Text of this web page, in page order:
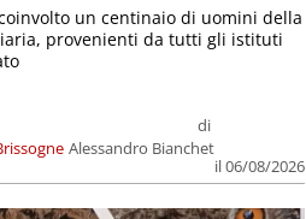
di
Alessandro Bianchet
il 06/08/2026
un centinaio di uomini della
provenienti da tutti gli istituti